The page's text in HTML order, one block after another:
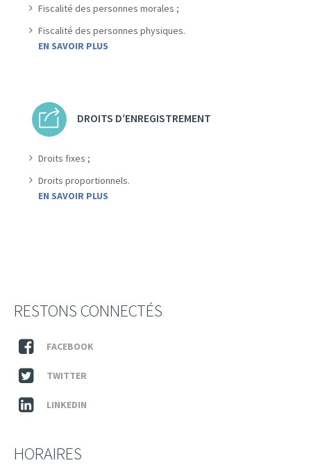
Fiscalité des personnes morales ;
Fiscalité des personnes physiques.
EN SAVOIR PLUS
DROITS D′ENREGISTREMENT
Droits fixes ;
Droits proportionnels.
EN SAVOIR PLUS
RESTONS CONNECTÉS
FACEBOOK
TWITTER
LINKEDIN
HORAIRES